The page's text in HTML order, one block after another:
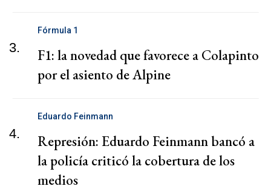
3.
Fórmula 1
F1: la novedad que favorece a Colapinto
por el asiento de Alpine
4.
Eduardo Feinmann
Represión: Eduardo Feinmann bancó a
la policía criticó la cobertura de los
medios